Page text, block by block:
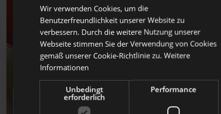
Ab dem 1. Juli 2026 kann Laborfonds automatische
Beitritte von Beschäftigten aus der Privatwirtschaft
Wir verwenden Cookies, um die
Benutzerfreundlichkeit unserer Website zu
verbessern. Durch die weitere Nutzung unserer
Webseite stimmen Sie der Verwendung von Cookies
gemäß unserer Cookie-Richtlinie zu. Weitere
Informationen
Unbedingt
erforderlich
Performance